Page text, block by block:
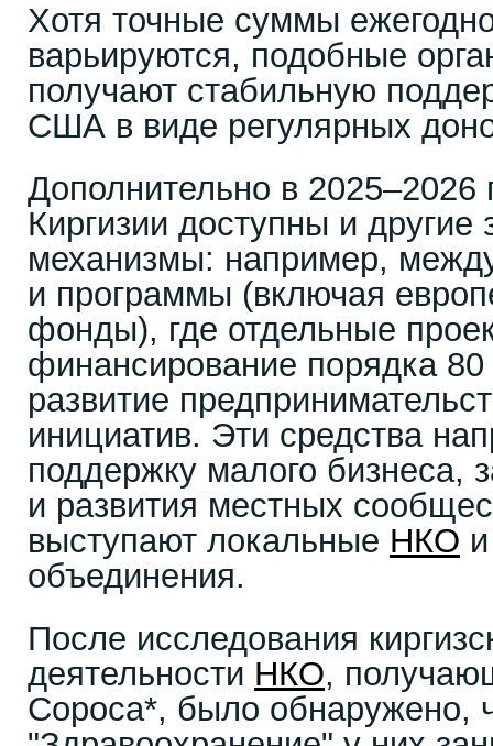
Хотя точные суммы
варьируются, подобные
получают стабильную
США в виде регулярных
Дополнительно в 2025–2026
Киргизии доступны и
механизмы: например,
и программы (включая
фонды), где отдельные
финансирование порядка
развитие
инициатив. Эти средства
поддержку малого бизнеса,
и развития местных
выступают локальные НКО
объединения.
После исследования
деятельности НКО,
Сороса*, было обнаружено,